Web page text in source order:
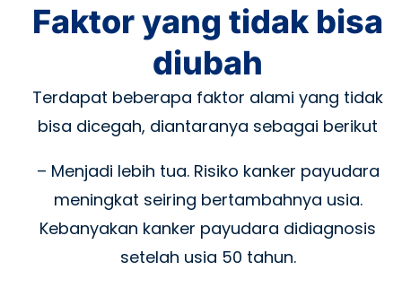
Faktor yang tidak bisa
diubah
Terdapat beberapa faktor alami yang tidak
bisa dicegah, diantaranya sebagai berikut
– Menjadi lebih tua. Risiko kanker payudara
meningkat seiring bertambahnya usia.
Kebanyakan kanker payudara didiagnosis
setelah usia 50 tahun.